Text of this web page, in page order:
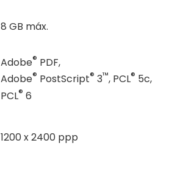
8 GB máx.
Adobe® PDF,
Adobe® PostScript® 3™, PCL® 5c,
PCL® 6
1200 x 2400 ppp